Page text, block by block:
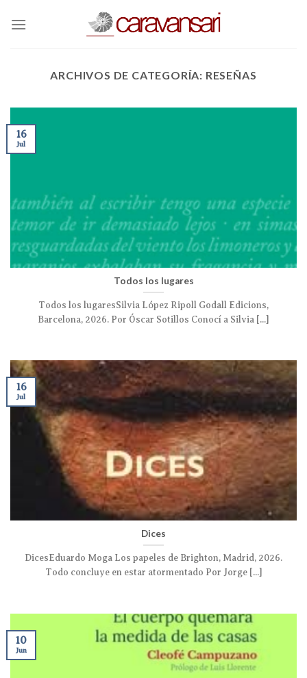
ARCHIVOS DE CATEGORÍA: RESEÑAS
Todos los lugares
Todos los lugaresSilvia López Ripoll Godall Edicions,
Barcelona, 2026. Por Óscar Sotillos Conocí a Silvia [...]
16
Jul
Dices
DicesEduardo Moga Los papeles de Brighton, Madrid, 2026.
Todo concluye en estar atormentado Por Jorge [...]
16
Jul
10
Jun